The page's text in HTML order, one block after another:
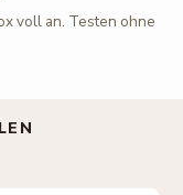
voll an. Testen ohne